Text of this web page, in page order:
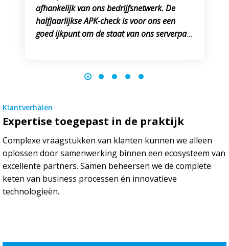
afhankelijk van ons bedrijfsnetwerk. De
halfjaarlijkse APK-check is voor ons een
goed ijkpunt om de staat van ons serverpark
Klantverhalen
Expertise toegepast in de praktijk
Complexe vraagstukken van klanten kunnen we alleen
oplossen door samenwerking binnen een ecosysteem van
excellente partners. Samen beheersen we de complete
keten van business processen én innovatieve
technologieën.